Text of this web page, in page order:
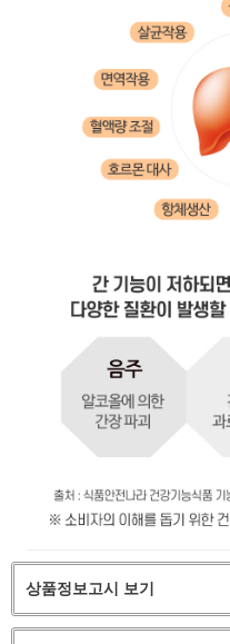
상품정보고시 보기